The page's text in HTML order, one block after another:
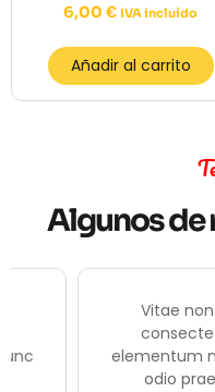
6,00 € IVA incluído
Añadir al carrito
Algunos de
Vitae non ipsum
consectetur
elementum nisi
odio praesent